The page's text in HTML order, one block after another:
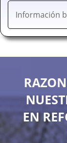
Información
EN